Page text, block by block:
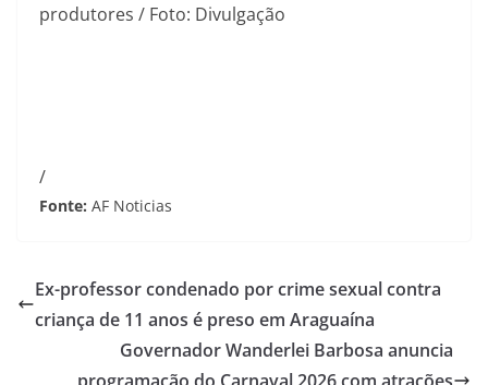
produtores / Foto: Divulgação
/
Fonte: AF Noticias
Ex-professor condenado por crime sexual contra
criança de 11 anos é preso em Araguaína
Governador Wanderlei Barbosa anuncia
programação do Carnaval 2026 com atrações